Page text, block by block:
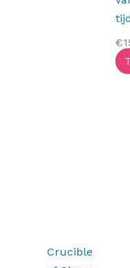
tijd
€
Crucible